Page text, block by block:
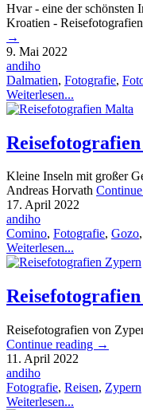
Hvar - eine der schönsten
Kroatien -
→
9. Mai 2022
andiho
Dalmatien, Fotografie,
Weiterlesen...
Kleine Inseln mit großer
Andreas Horvath
17. April 2022
andiho
Comino, Fotografie, Gozo,
Weiterlesen...
Reisefotografien von
Continue reading →
11. April 2022
andiho
Fotografie, Reisen, Zypern
Weiterlesen...